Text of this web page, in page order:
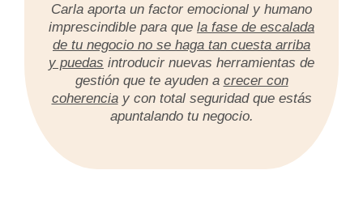
Carla aporta un factor emocional y humano
imprescindible para que la fase de escalada
de tu negocio no se haga tan cuesta arriba
y puedas introducir nuevas herramientas de
gestión que te ayuden a crecer con
coherenciay con total seguridad que estás
apuntalando tu negocio.